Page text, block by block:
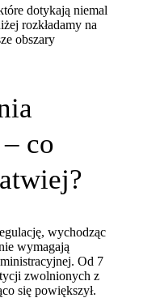
dotykają niemal
rozkładamy na
obszary
co
wychodząc
wymagają
Od 7
zwolnionych z
się powiększył.